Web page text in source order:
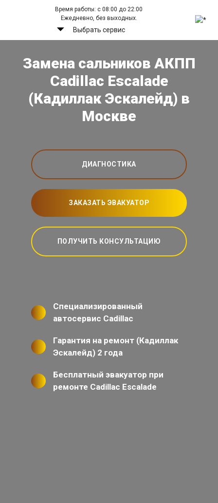
Время работы: с 08:00 до 22:00
Ежедневно, без выходных.
Выбрать сервис
Замена сальников АКПП
Cadillac Escalade
(Кадиллак Эскалейд) в
Москве
ДИАГНОСТИКА
ЗАКАЗАТЬ ЭВАКУАТОР
ПОЛУЧИТЬ КОНСУЛЬТАЦИЮ
Специализированный
автосервис Cadillac
Гарантия на ремонт (Кадиллак
Эскалейд) 2 года
Бесплатный эвакуатор при
ремонте Cadillac Escalade